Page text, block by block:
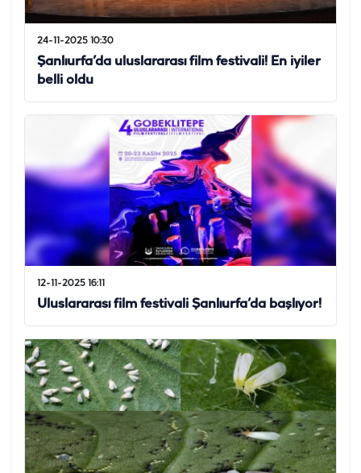
24-11-2025 10:30
Şanlıurfa’da uluslararası film festivali! En iyiler
belli oldu
12-11-2025 16:11
Uluslararası film festivali Şanlıurfa’da başlıyor!